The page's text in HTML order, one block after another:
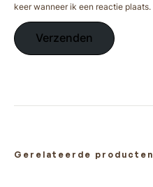
keer wanneer ik een reactie plaats.
Gerelateerde producten